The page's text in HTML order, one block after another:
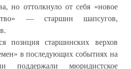
но оттолкнуло от себя «новое
— старшин шапсугов,
позиция старшинских верхов
в последующих событиях на
поддержали мюридистское